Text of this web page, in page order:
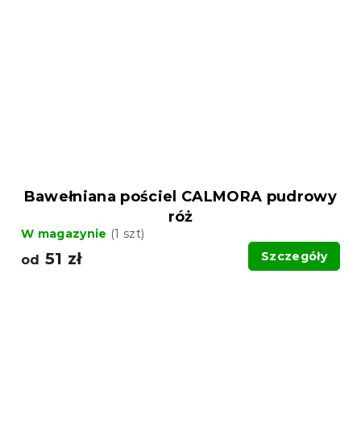
Bawełniana pościel CALMORA pudrowy
róż
W magazynie (1 szt)
od 51 zł Szczegóły